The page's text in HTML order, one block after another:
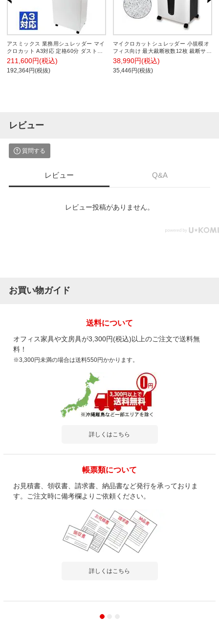
アスミックス 業務用シュレッダー マイ
クロカット A3対応 定格60分 ダスト容
量90L 最大細断枚数20枚/19枚
(50/60Hz) セキュリティレベル5 メンテ
ナンスオイル付き 個人情報 セキュリテ
211,600円(税込)
192,364円(税抜)
マイクロカットシュレッダー 小規模オ
フィス向け 最大裁断枚数12枚 裁断サイ
ズ:2×14mm オートクリーニング機構搭
載 ダストボックス30L 個人情報保護
38,990円(税込)
35,446円(税抜)
レビュー
質問する
レビュー Q&A
レビュー投稿がありません。
お買い物ガイド
送料について
オフィス家具や文房具が3,300円(税込)以上のご注文で送料無
料！
※3,300円未満の場合は送料550円かかります。
詳しくはこちら
帳票類について
お見積書、領収書、請求書、納品書など発行を承っておりま
す。ご注文時に備考欄よりご依頼ください。
詳しくはこちら